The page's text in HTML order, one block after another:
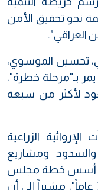
نحو تحقيق الأمن
العراقي".
تحسين الموسوي،
بـ"مرحلة خطرة"،
لأكثر من سبعة
الزراعية
والسدود ومشاريع
على أسس خطة مجلس
الإعمار التي وضعت قبل أكثر من 70 عاماً"، مشيراً إلى أن